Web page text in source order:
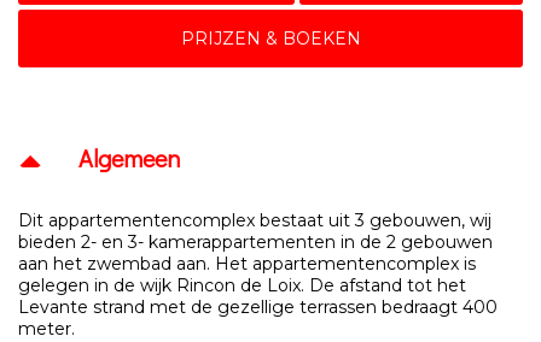
PRIJZEN & BOEKEN
Algemeen
Dit appartementencomplex bestaat uit 3 gebouwen, wij
bieden 2- en 3- kamerappartementen in de 2 gebouwen
aan het zwembad aan. Het appartementencomplex is
gelegen in de wijk Rincon de Loix. De afstand tot het
Levante strand met de gezellige terrassen bedraagt 400
meter.